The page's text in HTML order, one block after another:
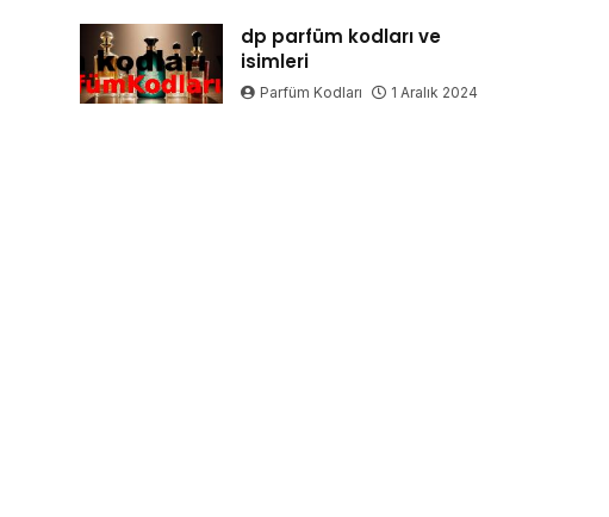
dp parfüm kodları ve
isimleri
Parfüm Kodları 1 Aralık 2024